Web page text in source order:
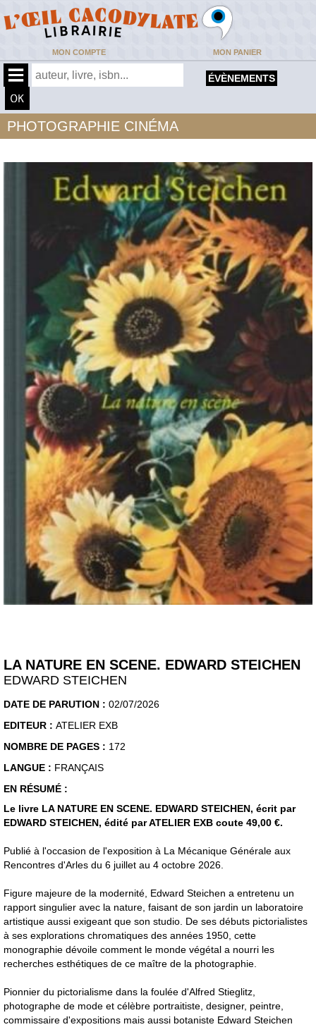
MON COMPTE MON PANIER
ÉVÈNEMENTS
PHOTOGRAPHIE CINÉMA
LA NATURE EN SCENE. EDWARD STEICHEN
EDWARD STEICHEN
DATE DE PARUTION : 02/07/2026
EDITEUR : ATELIER EXB
NOMBRE DE PAGES : 172
LANGUE : FRANÇAIS
EN RÉSUMÉ :
Le livre LA NATURE EN SCENE. EDWARD STEICHEN, écrit par
EDWARD STEICHEN, édité par ATELIER EXB coute 49,00 €.
Publié à l'occasion de l'exposition à La Mécanique Générale aux
Rencontres d'Arles du 6 juillet au 4 octobre 2026.
Figure majeure de la modernité, Edward Steichen a entretenu un
rapport singulier avec la nature, faisant de son jardin un laboratoire
artistique aussi exigeant que son studio. De ses débuts pictorialistes
à ses explorations chromatiques des années 1950, cette
monographie dévoile comment le monde végétal a nourri les
recherches esthétiques de ce maître de la photographie.
Pionnier du pictorialisme dans la foulée d'Alfred Stieglitz,
photographe de mode et célèbre portraitiste, designer, peintre,
commissaire d'expositions mais aussi botaniste Edward Steichen